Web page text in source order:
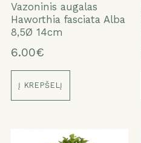
Vazoninis augalas
Haworthia fasciata Alba
8,5Ø 14cm
6.00€
Į KREPŠELĮ